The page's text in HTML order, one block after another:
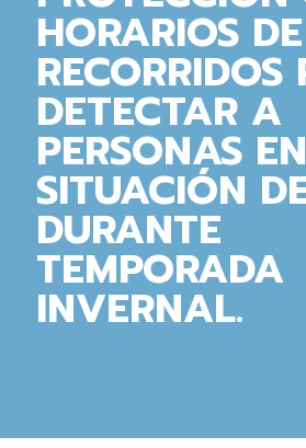
HORARIOS DE
RECORRIDOS
DETECTAR A
PERSONAS EN
SITUACIÓN
DURANTE
TEMPORADA
INVERNAL.